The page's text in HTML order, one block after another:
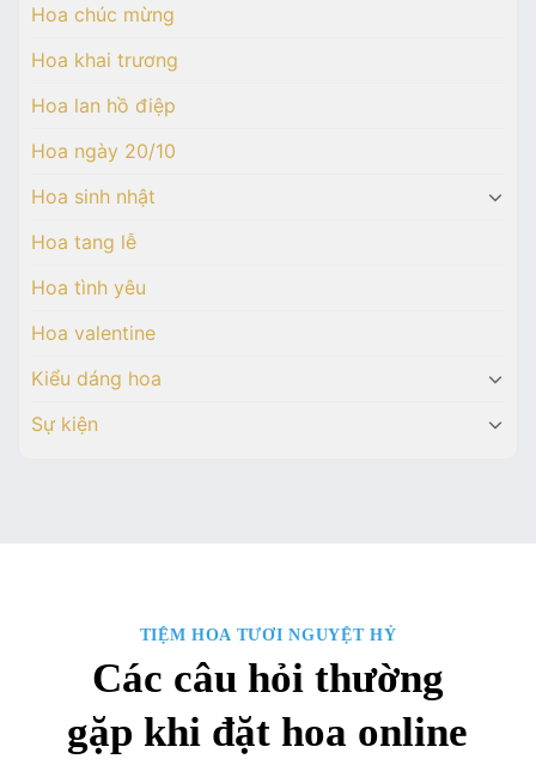
Hoa chúc mừng
Hoa khai trương
Hoa lan hồ điệp
Hoa ngày 20/10
Hoa sinh nhật
Hoa tang lễ
Hoa tình yêu
Hoa valentine
Kiểu dáng hoa
Sự kiện
TIỆM HOA TƯƠI NGUYỆT HỶ
Các câu hỏi thường
gặp khi đặt hoa online